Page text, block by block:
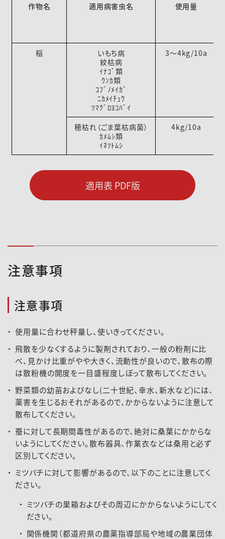
作物名 適用病害虫名 使用量
稲
いもち病
紋枯病
ｲﾅｺﾞ類
ｳﾝｶ類
ｺﾌﾞﾉﾒｲｶﾞ
ﾆｶﾒｲﾁｭｳ
ﾂﾏｸﾞﾛﾖｺﾊﾞｲ
3～4kg/10a
穂枯れ（ごま葉枯病菌）
ｶﾒﾑｼ類
ｲﾈﾂﾄﾑｼ
4kg/10a
適用表 PDF版
注意事項
注意事項
使用量に合わせ秤量し、使いきってください。
飛散を少なくするように製剤されており、一般の粉剤に比
べ、見かけ比重がやや大きく、流動性が良いので、散布の際
は散粉機の開度を一目盛程度しぼって散布してください。
野菜類の幼苗およびなし(二十世紀、幸水、新水など)には、
薬害を生じるおそれがあるので、かからないように注意して
散布してください。
蚕に対して長期間毒性があるので、絶対に桑葉にかからな
いようにしてください。散布器具、作業衣などは桑用と必ず
区別してください。
ミツバチに対して影響があるので、以下のことに注意してく
ださい。
ミツバチの巣箱およびその周辺にかからないようにしてく
ださい。
関係機関（都道府県の農薬指導部局や地域の農業団体